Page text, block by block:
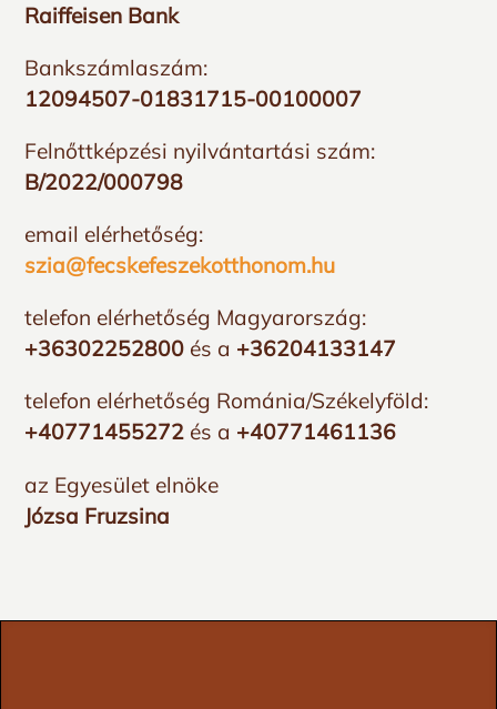
Raiffeisen Bank
Bankszámlaszám:
12094507-01831715-00100007
Felnőttképzési nyilvántartási szám:
B/2022/000798
email elérhetőség:
szia@fecskefeszekotthonom.hu
telefon elérhetőség Magyarország:
+36302252800 és a +36204133147
telefon elérhetőség Románia/Székelyföld:
+40771455272 és a +40771461136
az Egyesület elnöke
Józsa Fruzsina